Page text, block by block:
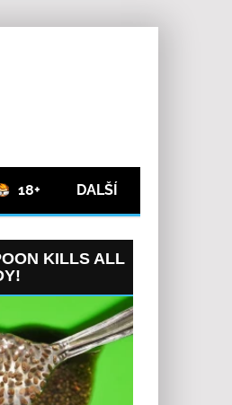
18+ DALŠÍ
KILLS ALL